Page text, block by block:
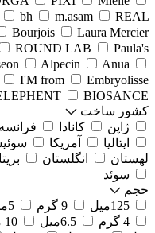
bh m.asam
REAL
Bourjois
Laura Mercier
ROUND LAB
Paula's
Alpecin
Anua
I'M from
Embryolisse
BIOSANCE
کشور ساخت
ژاپن
کانادا فرانسه
ایتالیا
آمریکا
لهستان
انگلستان
سوئد
حجم
125میل
9 گرم 5میل
4 گرم
6.5میل 10 میل